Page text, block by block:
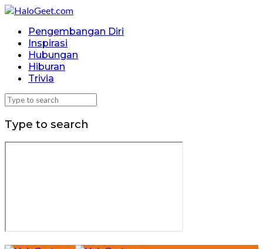
Pengembangan Diri
Inspirasi
Hubungan
Hiburan
Trivia
Type to search